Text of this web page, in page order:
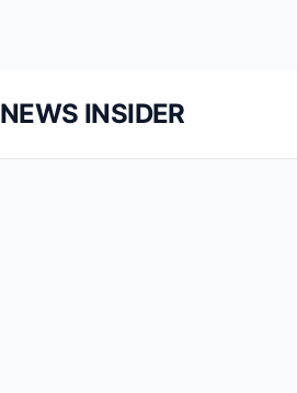
NEWS INSIDER